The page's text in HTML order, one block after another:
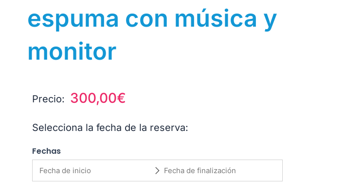
espuma con música y
monitor
Precio: 300,00€
Selecciona la fecha de la reserva:
Fechas